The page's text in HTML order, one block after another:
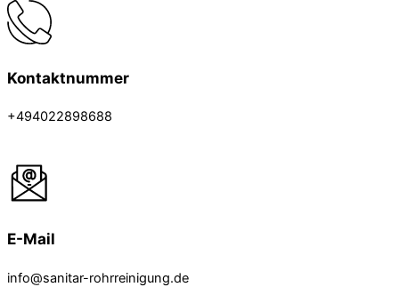
Kontaktnummer
+494022898688
E-Mail
info@sanitar-rohrreinigung.de